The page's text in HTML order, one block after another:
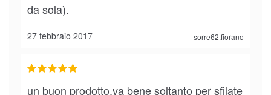
27 febbraio 2017 sorre62.fiorano
da sola).
un buon prodotto,va bene soltanto per sfilate